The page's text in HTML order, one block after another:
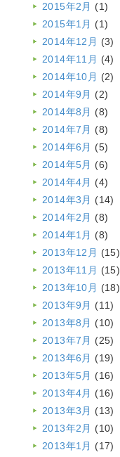
2015年2月 (1)
2015年1月 (1)
2014年12月 (3)
2014年11月 (4)
2014年10月 (2)
2014年9月 (2)
2014年8月 (8)
2014年7月 (8)
2014年6月 (5)
2014年5月 (6)
2014年4月 (4)
2014年3月 (14)
2014年2月 (8)
2014年1月 (8)
2013年12月 (15)
2013年11月 (15)
2013年10月 (18)
2013年9月 (11)
2013年8月 (10)
2013年7月 (25)
2013年6月 (19)
2013年5月 (16)
2013年4月 (16)
2013年3月 (13)
2013年2月 (10)
2013年1月 (17)